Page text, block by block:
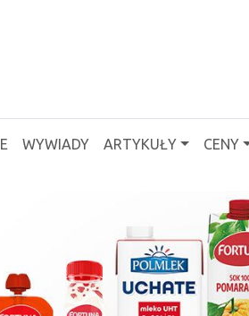
WYWIADY ARTYKUŁY CENY